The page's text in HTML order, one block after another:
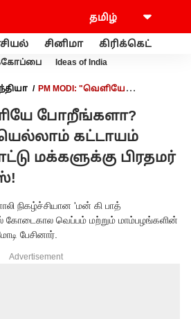
சினிமா கிரிக்கெட்
Ideas of India
PM MODI: "வெளியே
மோடி அட்வைஸ்!போறீங்களா?
கட்டாயம்
மக்களுக்கு பிரதமர்
நிகழ்ச்சியான 'மன் கி பாத்
கோடைகால வெப்பம் மற்றும் மாம்பழங்களின்
பேசினார்.
Advertisement